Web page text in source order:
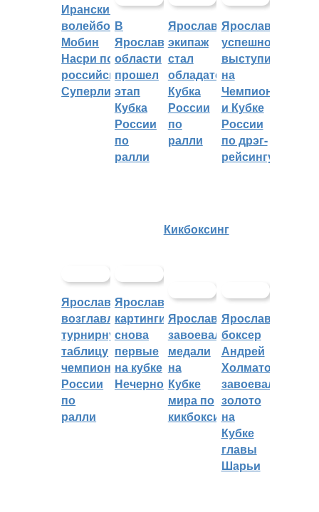
Иранский
волейболист
Мобин
Насри покинет
российскую
Суперлигу
В
Ярославской
области
прошел
этап
Кубка
России
по
ралли
Ярославский
экипаж
стал
обладателем
Кубка
России
по
ралли
Ярославцы
успешно
выступили
на
Чемпионате
и Кубке
России
по дрэг-
рейсингу
Ярославцы
возглавляют
турнирную
таблицу
чемпионата
России
по
ралли
Ярославские
картингисты
снова
первые
на кубке
Нечерноземья
Кикбоксинг
Ярославцы
завоевали
медали
на
Кубке
мира по
кикбоксингу
Ярославский
боксер
Андрей
Холматов
завоевал
золото
на
Кубке
главы
Шарьи